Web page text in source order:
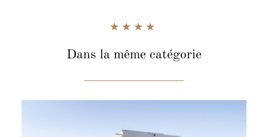
Dans la même catégorie